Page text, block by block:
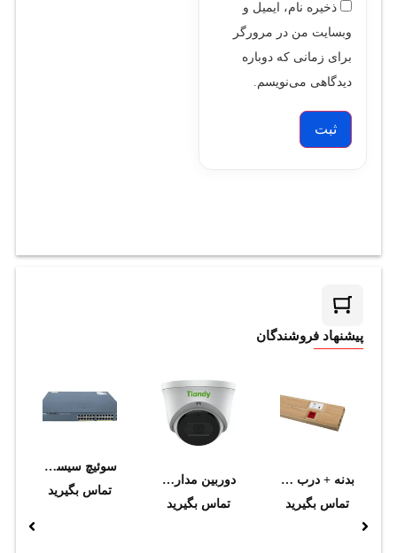
ذخیره نام، ایمیل و
وبسایت من در مرورگر
برای زمانی که دوباره
دیدگاهی می‌نویسم.
پیشنهاد فروشندگان
بدنه + درب باريک 2 تکه 50*150 طرح چوب سوپيتا
تماس بگیرید
دوربین مداربسته تحت شبکه تیاندی مدل TC-C32XP I5W/E/Y/2.8mm/V4.2
تماس بگیرید
سوئیچ سیسکو مدل WS-C2960XR-24PS-I
تماس بگیرید